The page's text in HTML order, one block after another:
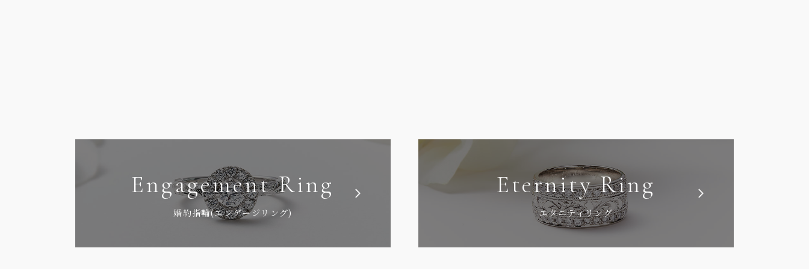
Engagement Ring
婚約指輪(エンゲージリング)
Eternity Ring
エタニティリング